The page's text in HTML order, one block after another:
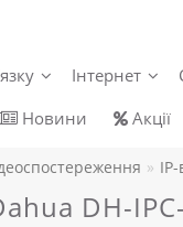
Інтернет
Новини Акції
DH-